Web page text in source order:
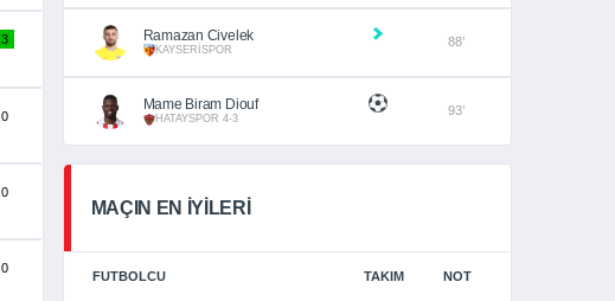
Ramazan Civelek
KAYSERİSPOR
88’
Mame Biram Diouf
HATAYSPOR 4-3
93’
MAÇIN EN İYİLERİ
FUTBOLCU TAKIM NOT